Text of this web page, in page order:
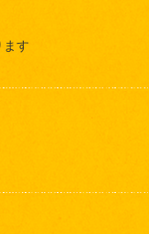
ます